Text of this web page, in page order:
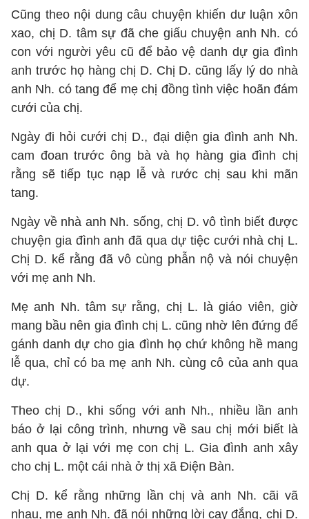
Cũng theo nội dung câu chuyện khiến dư luận xôn
xao, chị D. tâm sự đã che giấu chuyện anh Nh. có
con với người yêu cũ để bảo vệ danh dự gia đình
anh trước họ hàng chị D. Chị D. cũng lấy lý do nhà
anh Nh. có tang để mẹ chị đồng tình việc hoãn đám
cưới của chị.
Ngày đi hỏi cưới chị D., đại diện gia đình anh Nh.
cam đoan trước ông bà và họ hàng gia đình chị
rằng sẽ tiếp tục nạp lễ và rước chị sau khi mãn
tang.
Ngày về nhà anh Nh. sống, chị D. vô tình biết được
chuyện gia đình anh đã qua dự tiệc cưới nhà chị L.
Chị D. kể rằng đã vô cùng phẫn nộ và nói chuyện
với mẹ anh Nh.
Mẹ anh Nh. tâm sự rằng, chị L. là giáo viên, giờ
mang bầu nên gia đình chị L. cũng nhờ lên đứng để
gánh danh dự cho gia đình họ chứ không hề mang
lễ qua, chỉ có ba mẹ anh Nh. cùng cô của anh qua
dự.
Theo chị D., khi sống với anh Nh., nhiều lần anh
báo ở lại công trình, nhưng về sau chị mới biết là
anh qua ở lại với mẹ con chị L. Gia đình anh xây
cho chị L. một cái nhà ở thị xã Điện Bàn.
Chị D. kể rằng những lần chị và anh Nh. cãi vã
nhau, mẹ anh Nh. đã nói những lời cay đắng, chị D.